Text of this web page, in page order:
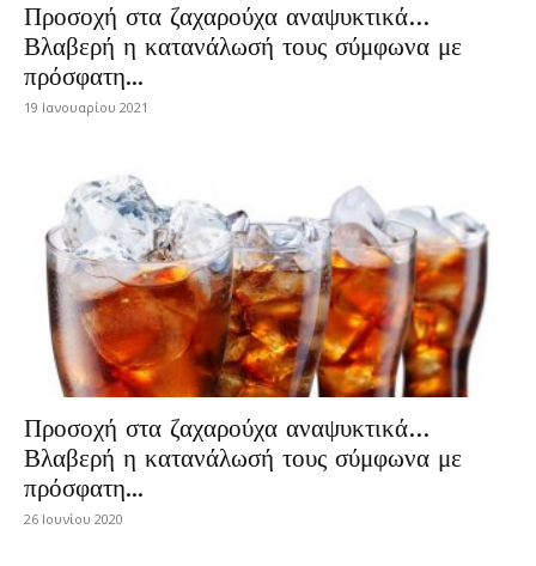
Προσοχή στα ζαχαρούχα αναψυκτικά…
Βλαβερή η κατανάλωσή τους σύμφωνα με
πρόσφατη...
19 Ιανουαρίου 2021
Προσοχή στα ζαχαρούχα αναψυκτικά…
Βλαβερή η κατανάλωσή τους σύμφωνα με
πρόσφατη...
26 Ιουνίου 2020